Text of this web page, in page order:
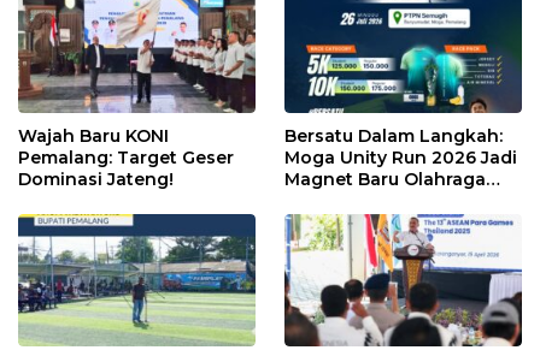
Wajah Baru KONI
Pemalang: Target Geser
Dominasi Jateng!
Bersatu Dalam Langkah:
Moga Unity Run 2026 Jadi
Magnet Baru Olahraga